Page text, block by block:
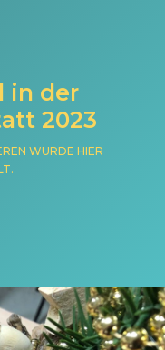
in der
2023
WURDE HIER